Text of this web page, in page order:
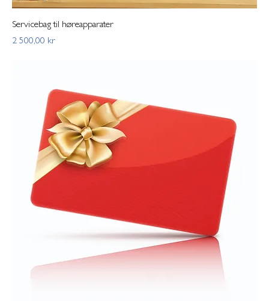
Servicebag til høreapparater
Pris
2 500,00 kr